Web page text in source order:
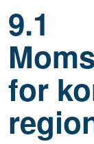
9.1
for